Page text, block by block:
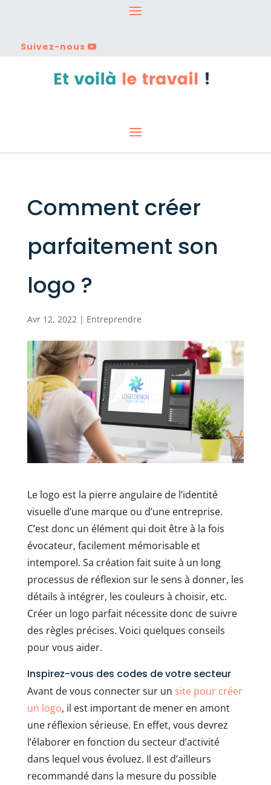
Suivez-nous
Comment créer
parfaitement son
logo ?
Avr 12, 2022| Entreprendre
Le logo est la pierre angulaire de l’identité
visuelle d’une marque ou d’une entreprise.
C’est donc un élément qui doit être à la fois
évocateur, facilement mémorisable et
intemporel. Sa création fait suite à un long
processus de réflexion sur le sens à donner, les
détails à intégrer, les couleurs à choisir, etc.
Créer un logo parfait nécessite donc de suivre
des règles précises. Voici quelques conseils
pour vous aider.
Inspirez-vous des codes de votre secteur
Avant de vous connecter sur un site pour créer
un logo, il est important de mener en amont
une réflexion sérieuse. En effet, vous devrez
l’élaborer en fonction du secteur d’activité
dans lequel vous évoluez. Il est d’ailleurs
recommandé dans la mesure du possible